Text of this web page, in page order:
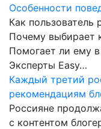
Особенности
Как пользователь
Почему выбирает
Помогает ли ему
Эксперты Easy…
Каждый третий
рекомендациям
Россияне
с контентом